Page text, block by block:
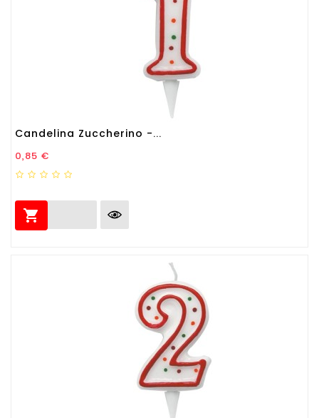
Candelina Zuccherino -...
Prezzo
0,85 €
